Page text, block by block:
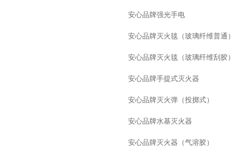
安心品牌强光手电
安心品牌灭火毯（玻璃纤维普通）
安心品牌灭火毯（玻璃纤维刮胶）
安心品牌手提式灭火器
安心品牌灭火弹（投掷式）
安心品牌水基灭火器
安心品牌灭火器（气溶胶）